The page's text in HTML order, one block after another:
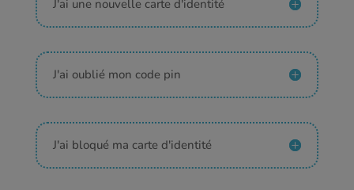
J'ai une nouvelle carte d'identité
J'ai oublié mon code pin
J'ai bloqué ma carte d'identité